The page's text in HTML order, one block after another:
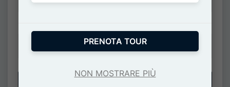
ACCEDI
PRENOTA TOUR
NON MOSTRARE PIÙ